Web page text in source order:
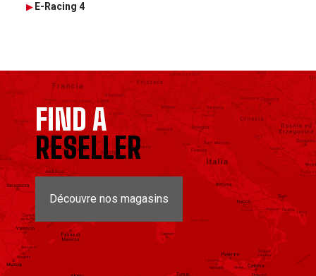
E-Racing 4
FIND A
RESELLER
Découvre nos magasins